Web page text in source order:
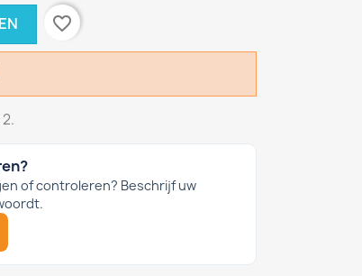
favorite_border
of controleren? Beschrijf uw